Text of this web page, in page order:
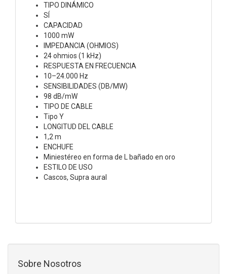
TIPO DINÁMICO
SÍ
CAPACIDAD
1000 mW
IMPEDANCIA (OHMIOS)
24 ohmios (1 kHz)
RESPUESTA EN FRECUENCIA
10–24.000 Hz
SENSIBILIDADES (DB/MW)
98 dB/mW
TIPO DE CABLE
Tipo Y
LONGITUD DEL CABLE
1,2 m
ENCHUFE
Miniestéreo en forma de L bañado en oro
ESTILO DE USO
Cascos, Supra aural
Sobre Nosotros